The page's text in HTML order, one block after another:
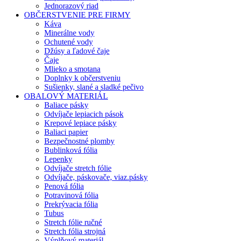
Jednorazový riad
OBČERSTVENIE PRE FIRMY
Káva
Minerálne vody
Ochutené vody
Džúsy a ľadové čaje
Čaje
Mlieko a smotana
Doplnky k občerstveniu
Sušienky, slané a sladké pečivo
OBALOVÝ MATERIÁL
Baliace pásky
Odvíjače lepiacich pások
Krepové lepiace pásky
Baliaci papier
Bezpečnostné plomby
Bublinková fólia
Lepenky
Odvíjače stretch fólie
Odvíjače, páskovače, viaz.pásky
Penová fólia
Potravinová fólia
Prekrývacia fólia
Tubus
Stretch fólie ručné
Stretch fólia strojná